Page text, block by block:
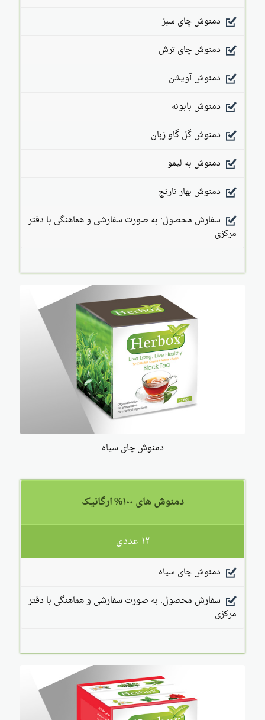
دمنوش چای سبز
دمنوش چای ترش
دمنوش آویشن
دمنوش بابونه
دمنوش گل گاو زبان
دمنوش به لیمو
دمنوش بهار نارنج
سفارش محصول: به صورت سفارشی و هماهنگی با دفتر
مرکزی
دمنوش چای سیاه
دمنوش های ۱۰۰% ارگانیک
۱۲ عددی
دمنوش چای سیاه
سفارش محصول: به صورت سفارشی و هماهنگی با دفتر
مرکزی